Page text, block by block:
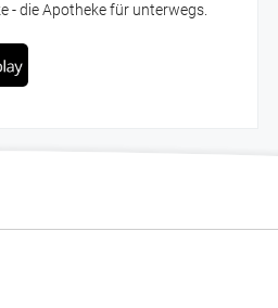
- die Apotheke für unterwegs.